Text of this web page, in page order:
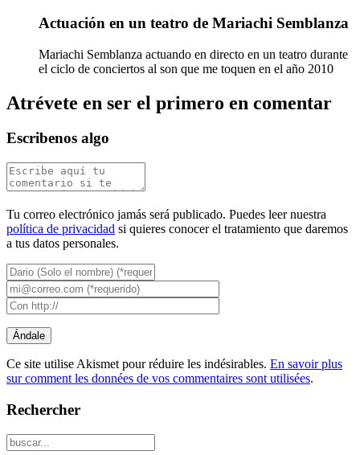
Actuación en un teatro de Mariachi Semblanza
Mariachi Semblanza actuando en directo en un teatro durante
el ciclo de conciertos al son que me toquen en el año 2010
Atrévete en ser el primero en comentar
Escribenos algo
Tu correo electrónico jamás será publicado. Puedes leer nuestra
política de privacidad si quieres conocer el tratamiento que daremos
a tus datos personales.
Ce site utilise Akismet pour réduire les indésirables. En savoir plus
sur comment les données de vos commentaires sont utilisées.
Rechercher